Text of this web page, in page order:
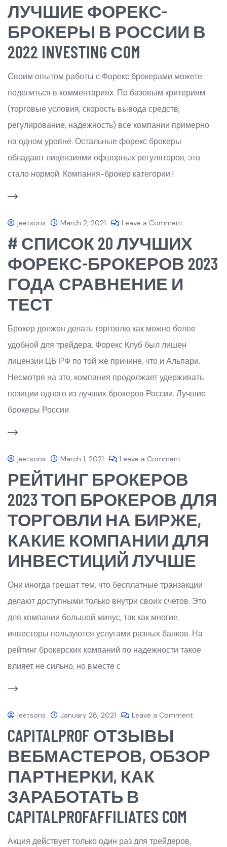
ЛУЧШИЕ ФОРЕКС-
БРОКЕРЫ В РОССИИ В
2022 INVESTING СOM
Своим опытом работы с Форекс брокерами можете
поделиться в комментариях. По базовым критериям
(торговые условия, скорость вывода средств,
регулирование, надежность) все компании примерно
на одном уровне. Остальные форекс брокеры
обладают лицензиями офшорных регуляторов, это
стало нормой. Компания-брокер категории I
jeetsons March 2, 2021 Leave a Comment
# СПИСОК 20 ЛУЧШИХ
ФОРЕКС-БРОКЕРОВ 2023
ГОДА СРАВНЕНИЕ И
ТЕСТ
Брокер должен делать торговлю как можно более
удобной для трейдера. Форекс Клуб был лишен
лицензии ЦБ РФ по той же причине, что и Альпари.
Несмотря на это, компания продолжает удерживать
позиции одного из лучших брокеров России. Лучшие
брокеры России
jeetsons March 1, 2021 Leave a Comment
РЕЙТИНГ БРОКЕРОВ
2023 ТОП БРОКЕРОВ ДЛЯ
ТОРГОВЛИ НА БИРЖЕ,
КАКИЕ КОМПАНИИ ДЛЯ
ИНВЕСТИЦИЙ ЛУЧШЕ
Они иногда грешат тем, что бесплатные транзакции
делают доступными только внутри своих счетов. Это
для компании большой минус, так как многие
инвесторы пользуются услугами разных банков. На
рейтинг брокерских компаний по надежности такое
влияет не сильно, но вместе с
jeetsons January 28, 2021 Leave a Comment
CAPITALPROF ОТЗЫВЫ
ВЕБМАСТЕРОВ, ОБЗОР
ПАРТНЕРКИ, КАК
ЗАРАБОТАТЬ В
CAPITALPROFAFFILIATES COM
Акция действует только один раз для трейдеров,